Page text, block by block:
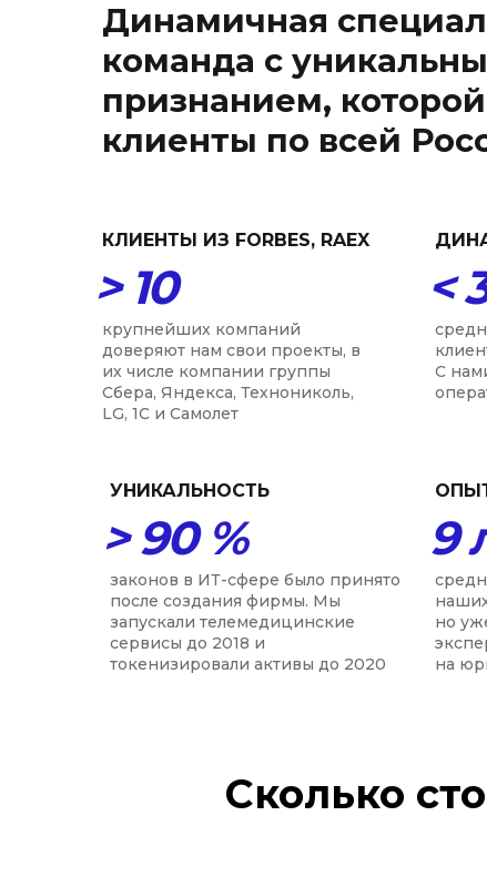
Динамичная
команда с
признанием,
клиенты по всей
<
С
УНИКАЛЬНОСТЬ
> 90 %
законов в ИТ-сфере было принято
после создания фирмы. Мы
запускали телемедицинские
сервисы до 2018 и
токенизировали активы до 2020
9
но
на
КЛИЕНТЫ ИЗ FORBES, RAEX
> 10
крупнейших компаний
доверяют нам свои проекты, в
их числе компании группы
Сбера, Яндекса, Технониколь,
LG, 1С и Самолет
Сколько